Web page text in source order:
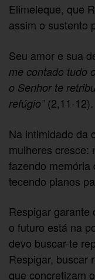
Elimeleque, que
assim o sustento
Seu amor e sua
me contado tudo
o Senhor te
refúgio”(2,11-12).
Na intimidade da
mulheres cresce:
fazendo memória
tecendo planos
Respigar garante
o futuro está na
devo buscar-te
Respigar, buscar
que concretizam